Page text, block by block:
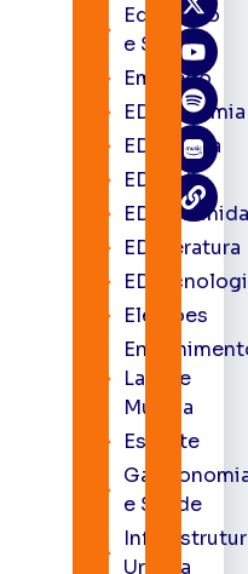
Educação
e Saúde
Emprego
EDacademia
EDbrasília
EDcast
EDliteratura
Eleições
Lazer e
Música
Esporte
e Saúde
Urbana